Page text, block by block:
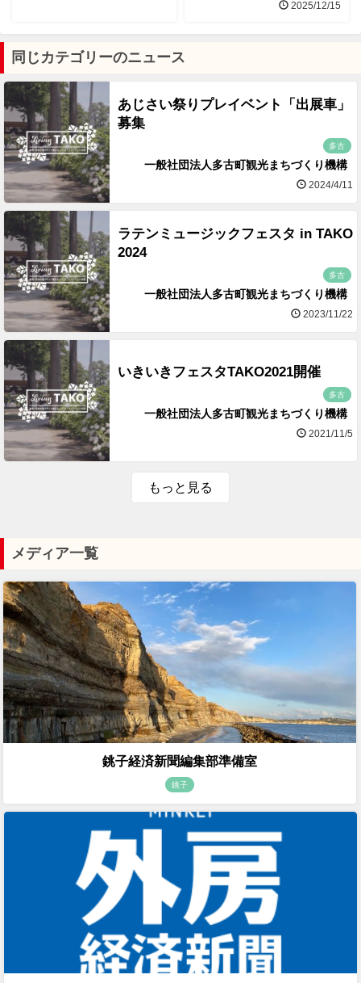
2025/12/15
同じカテゴリーのニュース
あじさい祭りプレイベント「出展車」
募集
多古
一般社団法人多古町観光まちづくり機構
2024/4/11
ラテンミュージックフェスタ in TAKO
2024
多古
一般社団法人多古町観光まちづくり機構
2023/11/22
いきいきフェスタTAKO2021開催
多古
一般社団法人多古町観光まちづくり機構
2021/11/5
もっと見る
メディア一覧
銚子経済新聞編集部準備室
銚子